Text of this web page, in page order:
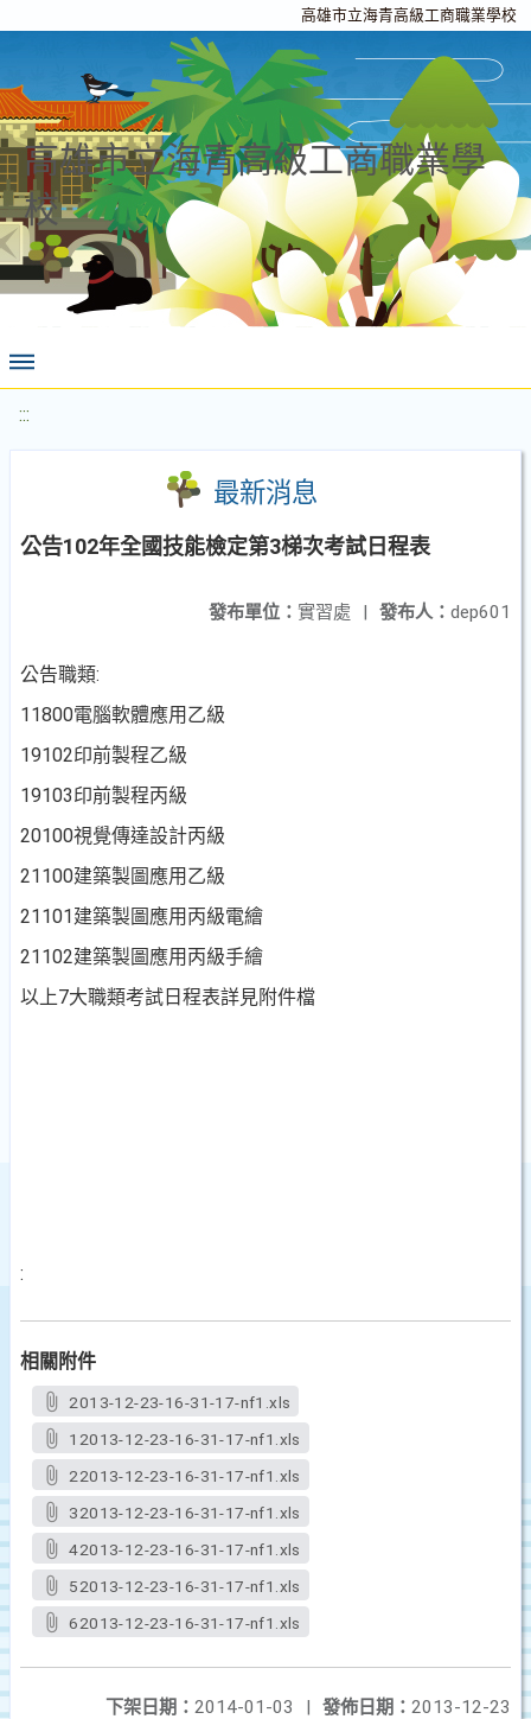
高雄市立海青高級工商職業學校
高雄市立海青高級工商職業學
校
:::
最新消息
公告102年全國技能檢定第3梯次考試日程表
發布人： dep601
發布單位： 實習處 |
公告職類:
11800電腦軟體應用乙級
19102印前製程乙級
19103印前製程丙級
20100視覺傳達設計丙級
21100建築製圖應用乙級
21101建築製圖應用丙級電繪
21102建築製圖應用丙級手繪
以上7大職類考試日程表詳見附件檔
:
相關附件
2013-12-23-16-31-17-nf1.xls
12013-12-23-16-31-17-nf1.xls
22013-12-23-16-31-17-nf1.xls
32013-12-23-16-31-17-nf1.xls
42013-12-23-16-31-17-nf1.xls
52013-12-23-16-31-17-nf1.xls
62013-12-23-16-31-17-nf1.xls
發佈日期： 2013-12-23
下架日期： 2014-01-03
|